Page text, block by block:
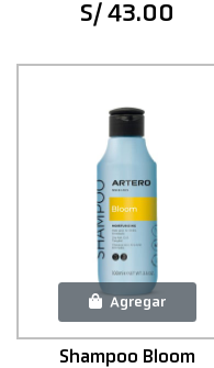
S/ 43.00
Agregar
Shampoo Bloom